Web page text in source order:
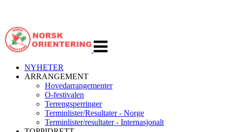
navigasjon
NYHETER
ARRANGEMENT
Hovedarrangementer
O-festivalen
Terrengsperringer
Terminlister/Resultater - Norge
Terminlister/resultater - Internasjonalt